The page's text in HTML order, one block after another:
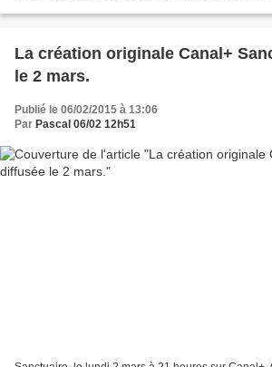
La création originale Canal+
le 2 mars.
Publié le 06/02/2015 à 13:06
Par Pascal 06/02 12h51